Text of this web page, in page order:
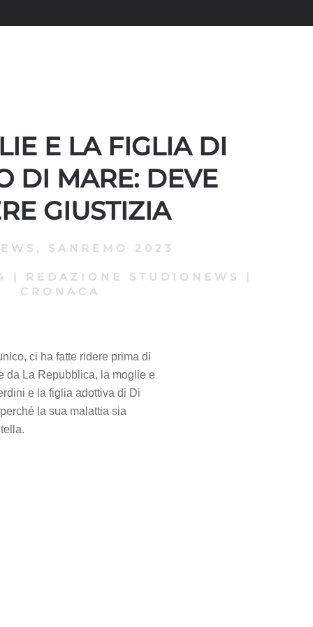
E LA FIGLIA DI
DI MARE: DEVE
GIUSTIZIA
, SANREMO 2023
| REDAZIONE STUDIONEWS
|
CRONACA
ci ha fatte ridere prima di
da La Repubblica, la moglie e
e la figlia adottiva di Di
la sua malattia sia